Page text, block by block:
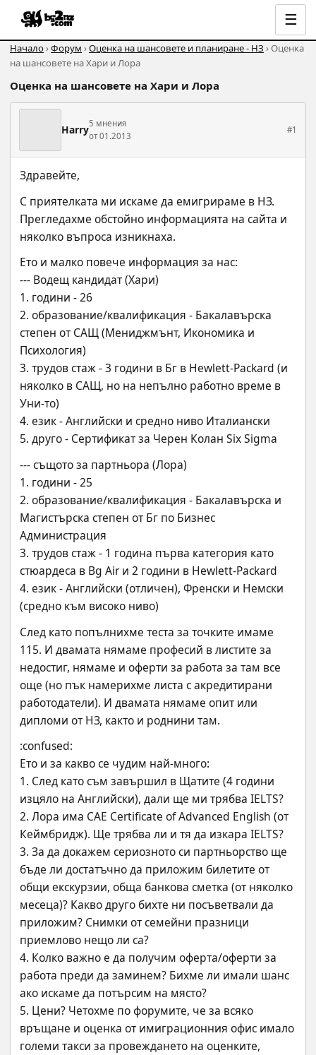
☰
Начало›Форум ›Оценка на шансовете и планиране - НЗ › Оценка
на шансовете на Хари и Лора
Оценка на шансовете на Хари и Лора
Harry5 мнения
от 01.2013
#1
Здравейте,
С приятелката ми искаме да емигрираме в НЗ.
Прегледахме обстойно информацията на сайта и
няколко въпроса изникнаха.
Ето и малко повече информация за нас:
--- Водещ кандидат (Хари)
1. години - 26
2. образование/квалификация - Бакалавърска
степен от САЩ (Мениджмънт, Икономика и
Психология)
3. трудов стаж - 3 години в Бг в Hewlett-Packard (и
няколко в САЩ, но на непълно работно време в
Уни-то)
4. език - Английски и средно ниво Италиански
5. друго - Сертификат за Черен Колан Six Sigma
--- същото за партньора (Лора)
1. години - 25
2. образование/квалификация - Бакалавърска и
Магистърска степен от Бг по Бизнес
Администрация
3. трудов стаж - 1 година първа категория като
стюардеса в Bg Air и 2 години в Hewlett-Packard
4. език - Английски (отличен), Френски и Немски
(средно към високо ниво)
След като попълнихме теста за точките имаме
115. И двамата нямаме професий в листите за
недостиг, нямаме и оферти за работа за там все
още (но пък намерихме листа с акредитирани
работодатели). И двамата нямаме опит или
дипломи от НЗ, както и роднини там.
:confused:
Ето и за какво се чудим най-много:
1. След като съм завършил в Щатите (4 години
изцяло на Английски), дали ще ми трябва IELTS?
2. Лора има CAE Certificate of Advanced English (от
Кеймбридж). Ще трябва ли и тя да изкара IELTS?
3. За да докажем сериозното си партньорство ще
бъде ли достатъчно да приложим билетите от
общи екскурзии, обща банкова сметка (от няколко
месеца)? Какво друго бихте ни посъветвали да
приложим? Снимки от семейни празници
приемлово нещо ли са?
4. Колко важно е да получим оферта/оферти за
работа преди да заминем? Бихме ли имали шанс
ако искаме да потърсим на място?
5. Цени? Четохме по форумите, че за всяко
връщане и оценка от имиграционния офис имало
големи такси за провеждането на оценките,